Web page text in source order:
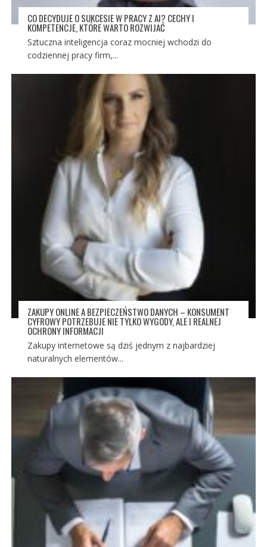
CO DECYDUJE O SUKCESIE W PRACY Z AI? CECHY I
KOMPETENCJE, KTÓRE WARTO ROZWIJAĆ
Sztuczna inteligencja coraz mocniej wchodzi do
codziennej pracy firm,...
ZAKUPY ONLINE A BEZPIECZEŃSTWO DANYCH – KONSUMENT
CYFROWY POTRZEBUJE NIE TYLKO WYGODY, ALE I REALNEJ
OCHRONY INFORMACJI
Zakupy internetowe są dziś jednym z najbardziej
naturalnych elementów...